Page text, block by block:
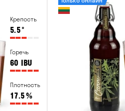
Крепость
5.5°
Горечь
60 IBU
Плотность
17.5%